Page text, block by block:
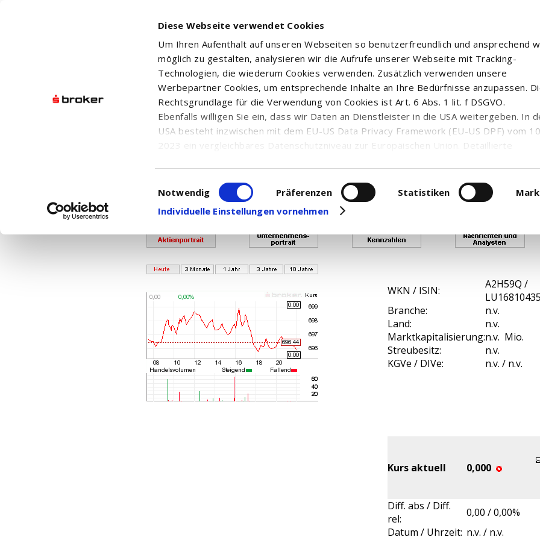
Diese Webseite verwendet Cookies
Um Ihren Aufenthalt auf unseren Webseiten so benutzerfreundlich und ansprechend
möglich zu gestalten, analysieren wir die Aufrufe unserer Webseite mit Tracking-
Technologien, die wiederum Cookies verwenden. Zusätzlich verwenden unsere
Werbepartner Cookies, um entsprechende Inhalte an Ihre Bedürfnisse anzupassen.
Rechtsgrundlage für die Verwendung von Cookies ist Art. 6 Abs. 1 lit. f DSGVO.
Ebenfalls willigen Sie ein, dass wir Daten an Dienstleister in die USA weitergeben. In
USA besteht inzwischen mit dem EU-US Data Privacy Framework (EU-US DPF) vom
2023 ein vergleichbares Datenschutzniveau zur Europäischen Union. Detaillierte
in den USA, finden Sie auf unserer Seite zumDatenschutz. Dort können Sie Ihre
Einwilligung auch jederzeit widerrufen oder anpassen.
Einwilligungsauswahl
Notwendig Präferenzen Statistiken
Individuelle Einstellungen vornehmen
Ihr Kontingent für den Abruf von Realtimekursen ist verbraucht, so dass Ihnen
Bei Fragen wenden Sie sich bitte an die Top Trader - Hotline unter
AMUNDI MSCI WORLD SWAP - UCITS ETF - ...
WKN / ISIN:
A2H59Q /
Branche:
n.v.
Land:
n.v.
Marktkapitalisierung:n.v. Mio.
Streubesitz:
n.v.
KGVe / DIVe:
n.v. / n.v.
Kurs aktuell 0,000
Diff. abs / Diff.
rel:
0,00 / 0,00%
Datum / Uhrzeit: n.v. / n.v.